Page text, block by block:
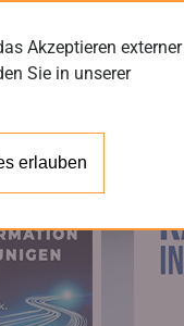
Akzeptieren externer
Sie in unserer
erlauben